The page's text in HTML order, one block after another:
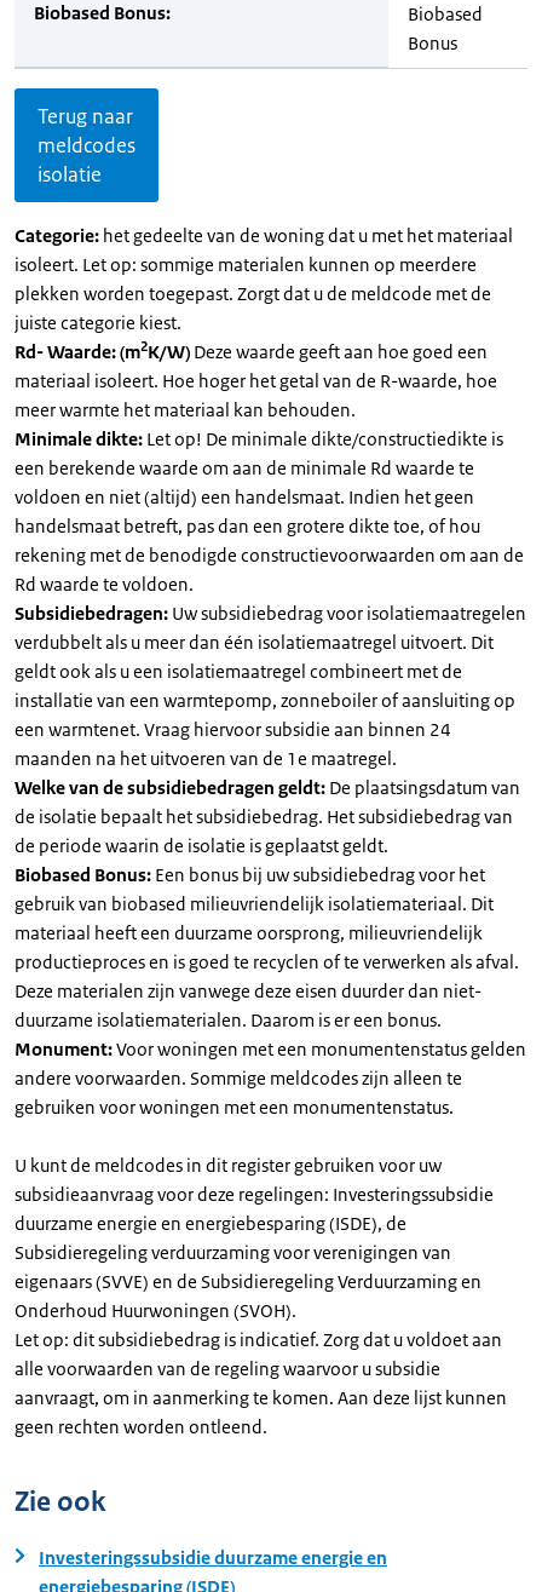
Biobased Bonus:
Biobased
Bonus
Terug naar
meldcodes
isolatie
Categorie: het gedeelte van de woning dat u met het materiaal
isoleert. Let op: sommige materialen kunnen op meerdere
plekken worden toegepast. Zorgt dat u de meldcode met de
juiste categorie kiest.
Rd- Waarde: (m2K/W) Deze waarde geeft aan hoe goed een
materiaal isoleert. Hoe hoger het getal van de R-waarde, hoe
meer warmte het materiaal kan behouden.
Minimale dikte: Let op! De minimale dikte/constructiedikte is
een berekende waarde om aan de minimale Rd waarde te
voldoen en niet (altijd) een handelsmaat. Indien het geen
handelsmaat betreft, pas dan een grotere dikte toe, of hou
rekening met de benodigde constructievoorwaarden om aan de
Rd waarde te voldoen.
Subsidiebedragen: Uw subsidiebedrag voor isolatiemaatregelen
verdubbelt als u meer dan één isolatiemaatregel uitvoert. Dit
geldt ook als u een isolatiemaatregel combineert met de
installatie van een warmtepomp, zonneboiler of aansluiting op
een warmtenet. Vraag hiervoor subsidie aan binnen 24
maanden na het uitvoeren van de 1e maatregel.
Welke van de subsidiebedragen geldt: De plaatsingsdatum van
de isolatie bepaalt het subsidiebedrag. Het subsidiebedrag van
de periode waarin de isolatie is geplaatst geldt.
Biobased Bonus: Een bonus bij uw subsidiebedrag voor het
gebruik van biobased milieuvriendelijk isolatiemateriaal. Dit
materiaal heeft een duurzame oorsprong, milieuvriendelijk
productieproces en is goed te recyclen of te verwerken als afval.
Deze materialen zijn vanwege deze eisen duurder dan niet-
duurzame isolatiematerialen. Daarom is er een bonus.
Monument:Voor woningen met een monumentenstatus gelden
andere voorwaarden. Sommige meldcodes zijn alleen te
gebruiken voor woningen met een monumentenstatus.
U kunt de meldcodes in dit register gebruiken voor uw
subsidieaanvraag voor deze regelingen: Investeringssubsidie
duurzame energie en energiebesparing (ISDE), de
Subsidieregeling verduurzaming voor verenigingen van
eigenaars (SVVE) en de Subsidieregeling Verduurzaming en
Onderhoud Huurwoningen (SVOH).
Let op: dit subsidiebedrag is indicatief. Zorg dat u voldoet aan
alle voorwaarden van de regeling waarvoor u subsidie
aanvraagt, om in aanmerking te komen. Aan deze lijst kunnen
geen rechten worden ontleend.
Zie ook
Investeringssubsidie duurzame energie en
energiebesparing (ISDE)